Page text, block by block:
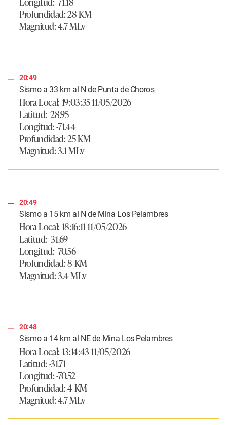
Profundidad: 28 KM
Magnitud: 4.7 MLv
20:49
Sismo a 33 km al N de Punta de Choros
Hora Local: 19:03:35 11/05/2026
Latitud: -28.95
Longitud: -71.44
Profundidad: 25 KM
Magnitud: 3.1 MLv
20:49
Sismo a 15 km al N de Mina Los Pelambres
Hora Local: 18:16:11 11/05/2026
Latitud: -31.69
Longitud: -70.56
Profundidad: 8 KM
Magnitud: 3.4 MLv
20:48
Sismo a 14 km al NE de Mina Los Pelambres
Hora Local: 13:14:43 11/05/2026
Latitud: -31.71
Longitud: -70.52
Profundidad: 4 KM
Magnitud: 4.7 MLv